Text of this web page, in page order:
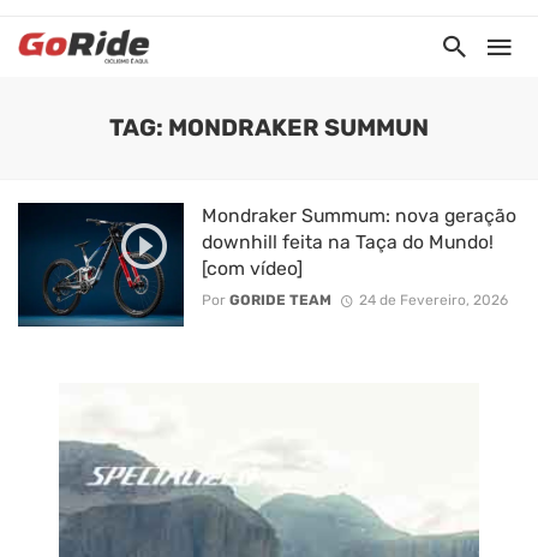
TAG: MONDRAKER SUMMUN
Mondraker Summum: nova geração
downhill feita na Taça do Mundo!
[com vídeo]
Por GORIDE TEAM 24 de Fevereiro, 2026